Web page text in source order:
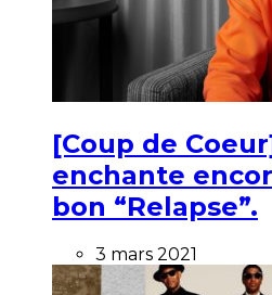
[Coup de
enchante
bon “Relapse”.
3 mars 2021